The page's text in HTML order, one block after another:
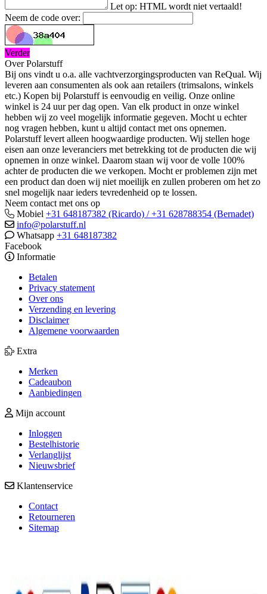
Let op: HTML wordt niet vertaald!
Neem de code over:
Verder
Over Polarstuff
Bij ons vindt u o.a. alle vachtverzorgingsproducten van ReQual. Wij
leveren aan consumenten als ook aan retailers (trimsalons, winkels
etc.) Kopen bij Polarstuff is eenvoudig en veilig. Onze online
winkel is 24 uur per dag open. Van elk product in onze winkel
hebben wij zo veel mogelijk informatie gegeven. Mocht u echter
nog vragen hebben, kunt u altijd contact met ons opnemen.
Polarstuff levert alleen hoogwaardige producten. Wij stellen hoge
eisen aan onze leveranciers met betrekking tot de producten die wij
opnemen in onze winkel. Daarom staan wij voor de volle 100%
achter de producten die we verkopen. Mocht er problemen zijn met
een product dan doen wij niet moeilijk en zullen proberen om het zo
snel mogelijk naar ieders tevredenheid op te lossen.
Neem contact met ons op
Mobiel +31 648187382 (Ricardo) / +31 628788354 (Bernadet)
info@polarstuff.nl
Whatsapp +31 648187382
Facebook
Informatie
Betalen
Privacy statement
Over ons
Verzending en levering
Disclaimer
Algemene voorwaarden
Extra
Merken
Cadeaubon
Aanbiedingen
Mijn account
Inloggen
Bestelhistorie
Verlanglijst
Nieuwsbrief
Klantenservice
Contact
Retourneren
Sitemap